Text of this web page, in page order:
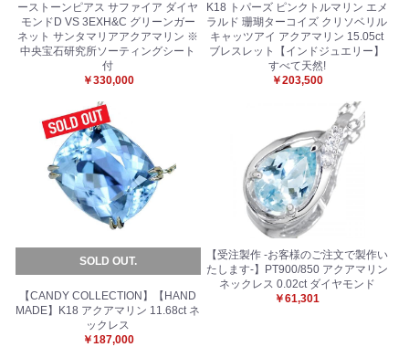
ーストーンピアス サファイア ダイヤ
モンドD VS 3EXH&C グリーンガー
ネット サンタマリアアクアマリン ※
中央宝石研究所ソーティングシート
付
￥330,000
K18 トパーズ ピンクトルマリン エメ
ラルド 珊瑚ターコイズ クリソベリル
キャッツアイ アクアマリン 15.05ct
ブレスレット【インドジュエリー】
すべて天然!
￥203,500
SOLD OUT.
【CANDY COLLECTION】【HAND
MADE】K18 アクアマリン 11.68ct ネ
ックレス
￥187,000
【受注製作 -お客様のご注文で製作い
たします-】PT900/850 アクアマリン
ネックレス 0.02ct ダイヤモンド
￥61,301